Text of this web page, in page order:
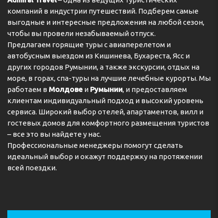
компаний в индустрии путешествий. Подберем самые
выгодные и интересные предложения на любой сезон,
чтобы вы провели незабываемый отпуск.
Предлагаем горящие туры с авиаперелетом и
автобусным выездом из Кишинева, Бухареста, Ясс и
других городов Румынии, а также экскурсии, отдых на
море, в горах, спа-туры на лучшие лечебные курорты. Мы
работаем в Молдове и Румынии, и предоставляем
клиентам индивидуальный подход и высокий уровень
сервиса. Широкий выбор отелей, апартаментов, вилл и
гостевых домов для комфортного размещения туристов
– все это вы найдете у нас.
Профессиональные менеджеры помогут сделать
идеальный выбор и окажут поддержку на протяжении
всей поездки.